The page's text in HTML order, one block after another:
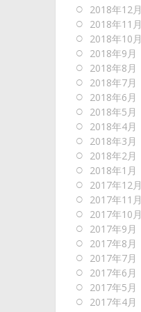
2018年12月
2018年11月
2018年10月
2018年9月
2018年8月
2018年7月
2018年6月
2018年5月
2018年4月
2018年3月
2018年2月
2018年1月
2017年12月
2017年11月
2017年10月
2017年9月
2017年8月
2017年7月
2017年6月
2017年5月
2017年4月